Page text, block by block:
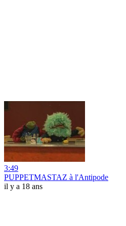
3:49
PUPPETMASTAZ à l'Antipode
il y a 18 ans